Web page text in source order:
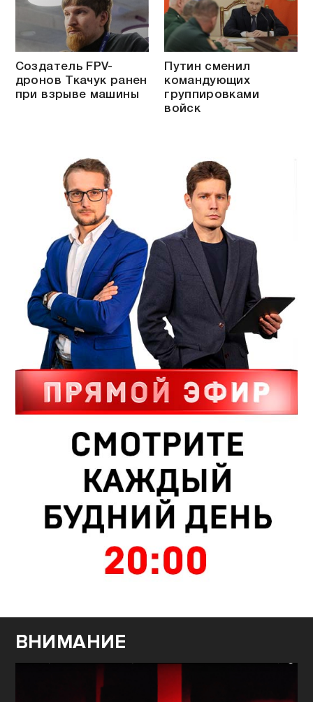
Создатель FPV-
дронов Ткачук ранен
при взрыве машины
Путин сменил
командующих
группировками
войск
ВНИМАНИЕ